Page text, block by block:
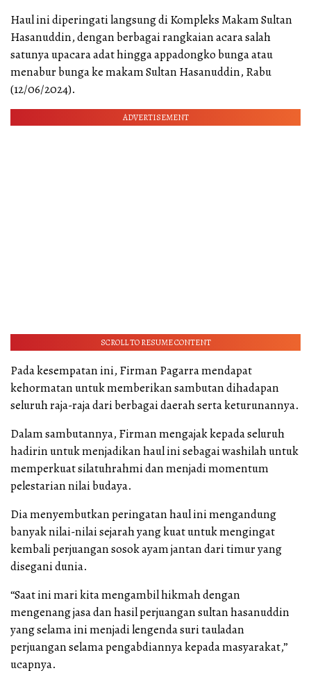
Haul ini diperingati langsung di Kompleks Makam Sultan
Hasanuddin, dengan berbagai rangkaian acara salah
satunya upacara adat hingga appadongko bunga atau
menabur bunga ke makam Sultan Hasanuddin, Rabu
(12/06/2024).
ADVERTISEMENT
SCROLL TO RESUME CONTENT
Pada kesempatan ini, Firman Pagarra mendapat
kehormatan untuk memberikan sambutan dihadapan
seluruh raja-raja dari berbagai daerah serta keturunannya.
Dalam sambutannya, Firman mengajak kepada seluruh
hadirin untuk menjadikan haul ini sebagai washilah untuk
memperkuat silatuhrahmi dan menjadi momentum
pelestarian nilai budaya.
Dia menyembutkan peringatan haul ini mengandung
banyak nilai-nilai sejarah yang kuat untuk mengingat
kembali perjuangan sosok ayam jantan dari timur yang
disegani dunia.
“Saat ini mari kita mengambil hikmah dengan
mengenang jasa dan hasil perjuangan sultan hasanuddin
yang selama ini menjadi lengenda suri tauladan
perjuangan selama pengabdiannya kepada masyarakat,”
ucapnya.